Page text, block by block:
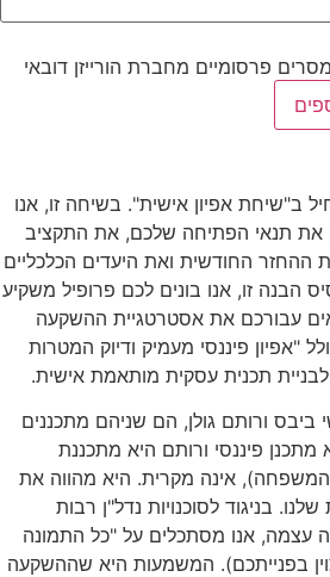
פרסומיים מחברת הורייזן דובאי
ב"שיחת אפיון אישית". בשיחה זו, אנו
את תנאי הפתיחה שלכם, את התקציב
ההחזר החודשית ואת היעדים הכלכליים
הבנה זו, אנו בונים לכם פרופיל משקיע
עבורכם את אסטרטגיית ההשקעה
"אפיון פיננסי מעמיק ודיוק המטרות
תכנית עסקית מותאמת אישית.
ביבס ורותם גולן, הם שניהם מתכננים
מתכנן פיננסי ורותם היא מתכננת
המשפחה), אינה מקרית. היא מהווה את
בניגוד לסוכנויות נדל"ן רבות
עצמה, אנו מסתכלים על "כל התמונה
בפנייתכם). המשמעות היא שההשקעה